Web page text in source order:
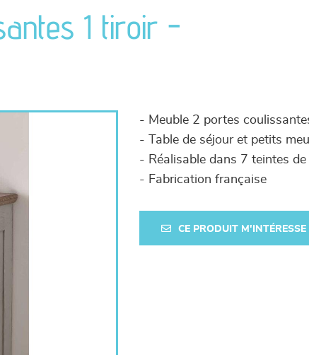
1 tiroir -
- Meuble 2 portes
- Table de séjour et petits
- Réalisable dans 7 teintes
- Fabrication française
CE PRODUIT M'INTÉRESSE